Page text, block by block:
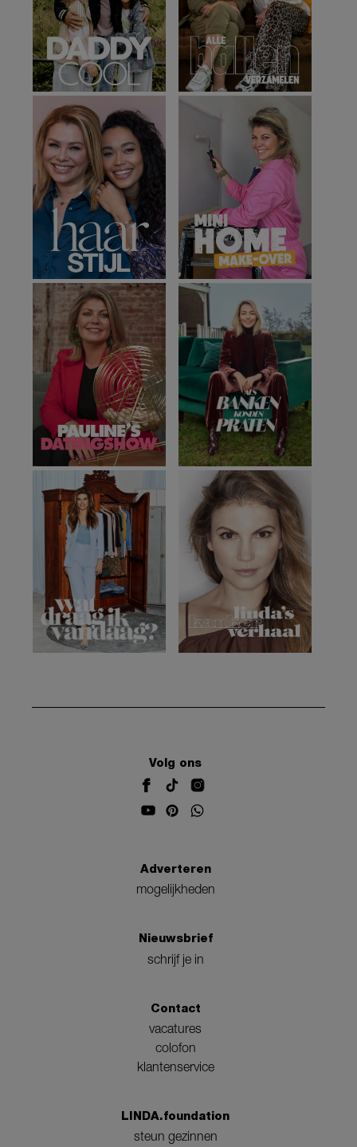
Volg ons
Adverteren
mogelijkheden
Nieuwsbrief
schrijf je in
Contact
vacatures
colofon
klantenservice
LINDA.foundation
steun gezinnen